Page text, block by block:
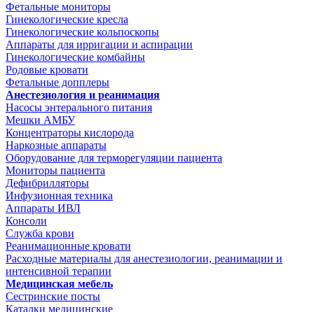
Фетальные мониторы
Гинекологические кресла
Гинекологические кольпоскопы
Аппараты для ирригации и аспирации
Гинекологические комбайны
Родовые кровати
Фетальные допплеры
Анестезиология и реанимация
Насосы энтерального питания
Мешки АМБУ
Концентраторы кислорода
Наркозные аппараты
Оборудование для терморегуляции пациента
Мониторы пациента
Дефибрилляторы
Инфузионная техника
Аппараты ИВЛ
Консоли
Служба крови
Реанимационные кровати
Расходные материалы для анестезиологии, реанимации и
интенсивной терапии
Медицинская мебель
Сестринские посты
Каталки медицинские